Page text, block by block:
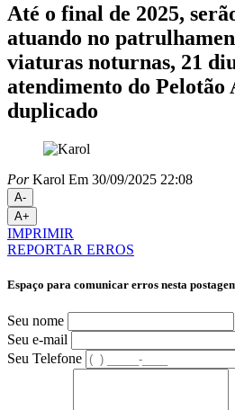
Até o final de 2025,
atuando no
viaturas noturnas, 21
atendimento do Pelotão
duplicado
PorKarol Em 30/09/2025 22:08
A-
A+
IMPRIMIR
REPORTAR ERROS
Espaço para comunicar erros nesta
Seu nome
Seu e-mail
Seu Telefone